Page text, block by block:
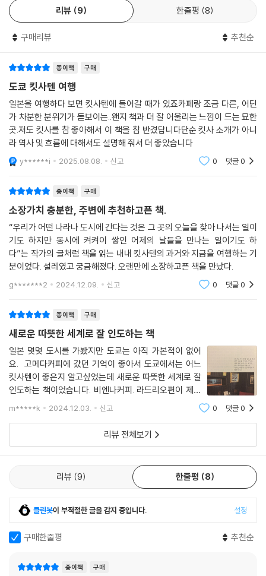
리뷰 9 한줄평 8
구매리뷰 추천순
종이책 구매
도쿄 킷사텐 여행
일본을 여행하다 보면 킷사텐에 들어갈 때가 있죠카페랑 조금 다른, 어딘
가 차분한 분위기가 돋보이는..왠지 책과 더 잘 어울리는 느낌이 드는 묘한
곳.저도 킷사를 참 좋아해서 이 책을 참 반겼답니다단순 킷사 소개가 아니
라 역사 및 흐름에 대해서도 설명해 줘서 더 좋았습니다
y******i 2025.08.08. 신고 0 댓글0
종이책 구매
소장가치 충분한, 주변에 추천하고픈 책.
“우리가 어떤 나라나 도시에 간다는 것은 그 곳의 오늘을 찾아 나서는 일이
기도 하지만 동시에 켜켜이 쌓인 어제의 날들을 만나는 일이기도 하
다”는 작가의 글처럼 책을 읽는 내내 킷사텐의 과거와 지금을 여행하는 기
분이었다. 설레였고 궁금해졌다. 오랜만에 소장하고픈 책을 만났다.
g*******2 2024.12.09. 신고 0 댓글0
종이책 구매
새로운 따뜻한 세계로 잘 인도하는 책
일본 몇몇 도시를 가봤지만 도쿄는 아직 가본적이 없어
요. 고메다커피에 갔던 기억이 좋아서 도쿄에서는 어느
킷사텐이 좋은지 알고싶었는데 새로운 따뜻한 세계로 잘
인도하는 책이었습니다. 비엔나커피. 라드리오편이 제일
재미있었어요. 책과 커피 그리고 밀린찻값을 작품으로 치
m*****k 2024.12.03. 신고 0 댓글0
리뷰 전체보기
리뷰 9 한줄평 8
클린봇이 부적절한 글을 감지 중입니다. 설정
구매한줄평 추천순
종이책 구매